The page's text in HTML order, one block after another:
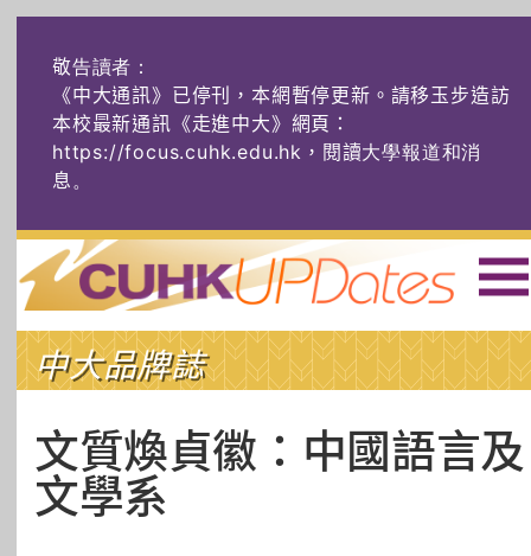
敬告讀者：
《中大通訊》已停刊，本網暫停更新。請移玉步造訪
本校最新通訊《走進中大》網頁：
https://focus.cuhk.edu.hk，閱讀大學報道和消
息。
主頁 | ENG | 简体 |
頭條 榜上友名 學術探奇
社創薈動 六物窺人
AI：人算不如
機算？
藝士匹靈
中大品牌誌
文質煥貞徽：中國語言及
文學系